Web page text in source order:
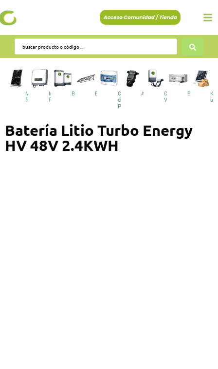
Módulos
fotovoltaicos
Inversores
fotovoltaicos
Baterías EstructurasCuadros
de
Protecciones
AccesoriosCargadores
VE
BESS
Batería Litio Turbo Energy
HV 48V 2.4KWH